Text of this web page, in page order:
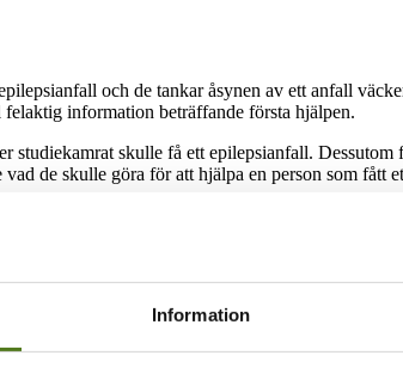
Information
och de tankar åsynen av ett anfall
information beträffande första hjälpen.
skulle få ett epilepsianfall.
de skulle göra för att hjälpa en person som fått
de svarande som hade sett ett anfall sade 17
att jag hjälper och gör de rätta sakerna, men i
om första hjälpen vid ett epilepsianfall. En del
dock inte sätta något i munnen på en person
Enkäten besvarades av 1 000 finländare och
och cirka två procent angav att de har